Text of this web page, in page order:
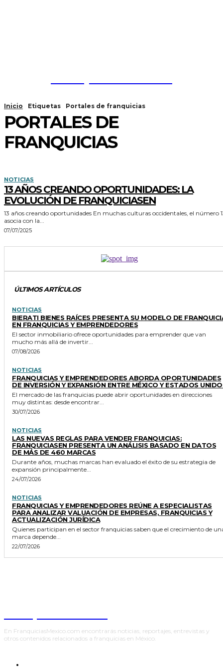
Inicio Etiquetas Portales de franquicias
PORTALES DE
FRANQUICIAS
NOTICIAS
13 AÑOS CREANDO OPORTUNIDADES: LA
EVOLUCIÓN DE FRANQUICIASEN
13 años creando oportunidades En muchas culturas occidentales, el número 13 se
asocia con la...
07/07/2025
ÚLTIMOS ARTÍCULOS
NOTICIAS
BIERATI BIENES RAÍCES PRESENTA SU MODELO DE
EN FRANQUICIAS Y EMPRENDEDORES
El sector inmobiliario ofrece oportunidades para emprender que van
mucho más allá de invertir...
07/08/2026
NOTICIAS
FRANQUICIAS Y EMPRENDEDORES ABORDA OPORTUNIDADES
DE INVERSIÓN Y EXPANSIÓN ENTRE MÉXICO Y ESTADOS
El mercado de las franquicias puede abrir oportunidades en direcciones
muy distintas: desde encontrar...
30/07/2026
NOTICIAS
LAS NUEVAS REGLAS PARA VENDER FRANQUICIAS:
FRANQUICIASEN PRESENTA UN ANÁLISIS BASADO EN DATOS
DE MÁS DE 460 MARCAS
Durante años, muchas marcas han evaluado el éxito de su estrategia de
expansión principalmente...
24/07/2026
NOTICIAS
FRANQUICIAS Y EMPRENDEDORES REÚNE A ESPECIALISTAS
PARA ANALIZAR VALUACIÓN DE EMPRESAS, FRANQUICIAS Y
ACTUALIZACIÓN JURÍDICA
Quienes participan en el sector franquicias saben que el crecimiento de
marca depende...
22/07/2026
En FranquiciasMexico.com encontrarás noticias, reportajes, entrevistas y
otros contenidos relacionados a franquicias en México.